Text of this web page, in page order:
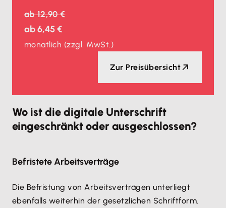
ab12,90 €
ab6,45 €
monatlich (zzgl. MwSt.)
Zur Preisübersicht
Wo ist die digitale Unterschrift
eingeschränkt oder ausgeschlossen?
Befristete Arbeitsverträge
Die Befristung von Arbeitsverträgen unterliegt
ebenfalls weiterhin der gesetzlichen Schriftform.